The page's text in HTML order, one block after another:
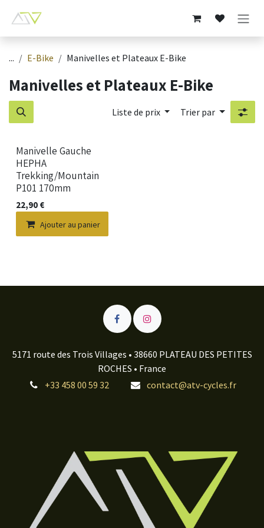
... E-Bike Manivelles et Plateaux E-Bike
Manivelles et Plateaux E-Bike
Liste de prix Trier par
Manivelle Gauche
HEPHA
Trekking/Mountain
P101 170mm
22,90 €
Ajouter au panier
5171 route des Trois Villages • 38660 PLATEAU DES PETITES
ROCHES • France
+33 458 00 59 32
contact@atv-cycles.fr